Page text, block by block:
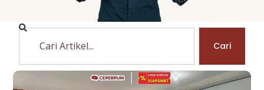
Cari